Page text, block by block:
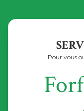
Pour vous